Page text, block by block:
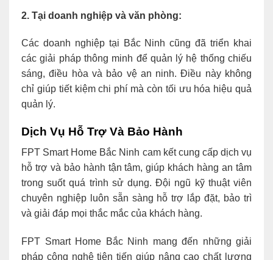
2. Tại doanh nghiệp và văn phòng:
Các doanh nghiệp tại Bắc Ninh cũng đã triển khai
các giải pháp thông minh để quản lý hệ thống chiếu
sáng, điều hòa và bảo vệ an ninh. Điều này không
chỉ giúp tiết kiệm chi phí mà còn tối ưu hóa hiệu quả
quản lý.
Dịch Vụ Hỗ Trợ Và Bảo Hành
FPT Smart Home Bắc Ninh cam kết cung cấp dịch vụ
hỗ trợ và bảo hành tận tâm, giúp khách hàng an tâm
trong suốt quá trình sử dụng. Đội ngũ kỹ thuật viên
chuyên nghiệp luôn sẵn sàng hỗ trợ lắp đặt, bảo trì
và giải đáp mọi thắc mắc của khách hàng.
FPT Smart Home Bắc Ninh mang đến những giải
pháp công nghệ tiên tiến giúp nâng cao chất lượng